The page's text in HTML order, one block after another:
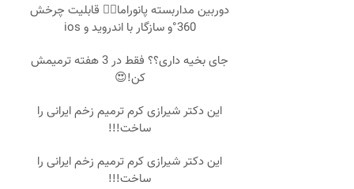
دوربین مداربسته پانوراما👈🏻 قابلیت چرخش
360°و سازگار با اندروید و ios
جای بخیه داری؟؟ فقط در 3 هفته ترمیمش
کن!😍
این دکتر شیرازی کرم ترمیم زخم ایرانی را
ساخت!!!
این دکتر شیرازی کرم ترمیم زخم ایرانی را
ساخت!!!